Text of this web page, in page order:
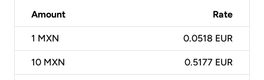
Amount Rate
1 MXN 0.0518 EUR
10 MXN 0.5177 EUR